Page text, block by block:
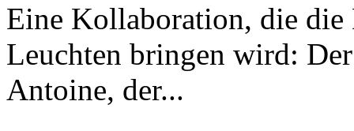
Eine Kollaboration, die
Leuchten bringen wird:
Antoine, der...